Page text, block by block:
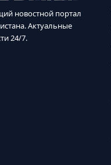
новостной портал
Актуальные
24/7.